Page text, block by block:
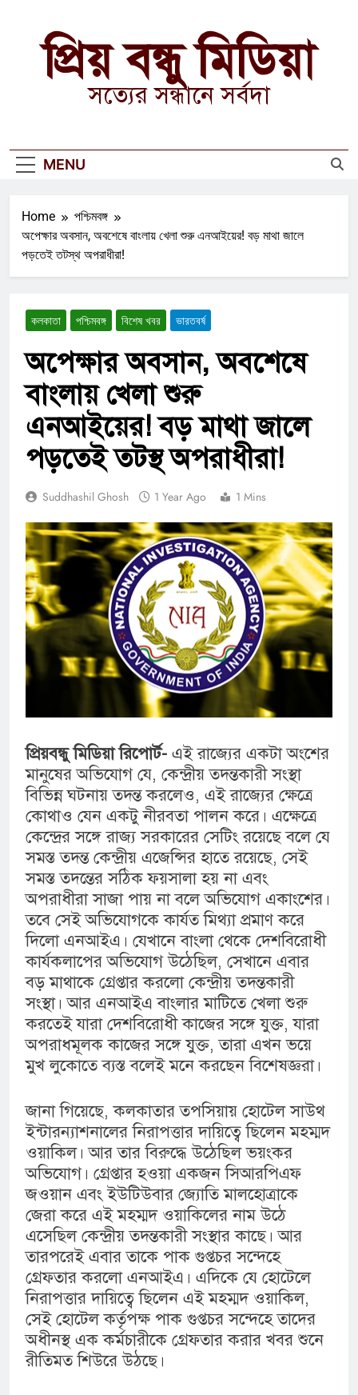
contentপ্রিয় বন্ধু মিডিয়া
সত্যের সন্ধানে সর্বদা
MENU
Home
পশ্চিমবঙ্গ
অপেক্ষার অবসান, অবশেষে বাংলায় খেলা শুরু এনআইয়ের! বড় মাথা জালে
পড়তেই তটস্থ অপরাধীরা!
কলকাতা পশ্চিমবঙ্গ বিশেষ খবর ভারতবর্ষ
অপেক্ষার অবসান, অবশেষে
বাংলায় খেলা শুরু
এনআইয়ের! বড় মাথা জালে
পড়তেই তটস্থ অপরাধীরা!
Suddhashil Ghosh 1 Year Ago 1 Mins
প্রিয়বন্ধু মিডিয়া রিপোর্ট- এই রাজ্যের একটা অংশের
মানুষের অভিযোগ যে, কেন্দ্রীয় তদন্তকারী সংস্থা
বিভিন্ন ঘটনায় তদন্ত করলেও, এই রাজ্যের ক্ষেত্রে
কোথাও যেন একটু নীরবতা পালন করে। এক্ষেত্রে
কেন্দ্রের সঙ্গে রাজ্য সরকারের সেটিং রয়েছে বলে যে
সমস্ত তদন্ত কেন্দ্রীয় এজেন্সির হাতে রয়েছে, সেই
সমস্ত তদন্তের সঠিক ফয়সালা হয় না এবং
অপরাধীরা সাজা পায় না বলে অভিযোগ একাংশের।
তবে সেই অভিযোগকে কার্যত মিথ্যা প্রমাণ করে
দিলো এনআইএ। যেখানে বাংলা থেকে দেশবিরোধী
কার্যকলাপের অভিযোগ উঠেছিল, সেখানে এবার
বড় মাথাকে গ্রেপ্তার করলো কেন্দ্রীয় তদন্তকারী
সংস্থা। আর এনআইএ বাংলার মাটিতে খেলা শুরু
করতেই যারা দেশবিরোধী কাজের সঙ্গে যুক্ত, যারা
অপরাধমূলক কাজের সঙ্গে যুক্ত, তারা এখন ভয়ে
মুখ লুকোতে ব্যস্ত বলেই মনে করছেন বিশেষজ্ঞরা।
জানা গিয়েছে, কলকাতার তপসিয়ায় হোটেল সাউথ
ইন্টারন্যাশনালের নিরাপত্তার দায়িত্বে ছিলেন মহম্মদ
ওয়াকিল। আর তার বিরুদ্ধে উঠেছিল ভয়ংকর
অভিযোগ। গ্রেপ্তার হওয়া একজন সিআরপিএফ
জওয়ান এবং ইউটিউবার জ্যোতি মালহোত্রাকে
জেরা করে এই মহম্মদ ওয়াকিলের নাম উঠে
এসেছিল কেন্দ্রীয় তদন্তকারী সংস্থার কাছে। আর
তারপরেই এবার তাকে পাক গুপ্তচর সন্দেহে
গ্রেফতার করলো এনআইএ। এদিকে যে হোটেলে
নিরাপত্তার দায়িত্বে ছিলেন এই মহম্মদ ওয়াকিল,
সেই হোটেল কর্তৃপক্ষ পাক গুপ্তচর সন্দেহে তাদের
অধীনস্থ এক কর্মচারীকে গ্রেফতার করার খবর শুনে
রীতিমত শিউরে উঠছে।